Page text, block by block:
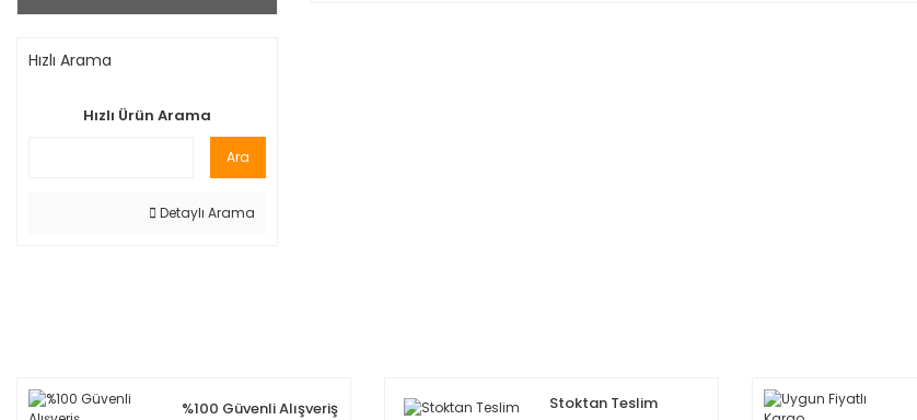
Hızlı Arama
Hızlı Ürün Arama
Ara
Detaylı Arama
%100 Güvenli Alışveriş
Stoktan Teslim